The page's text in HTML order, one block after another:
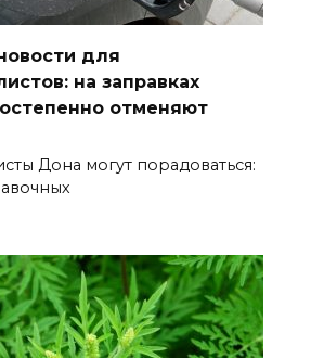
для
на заправках
отменяют
Дона могут порадоваться: